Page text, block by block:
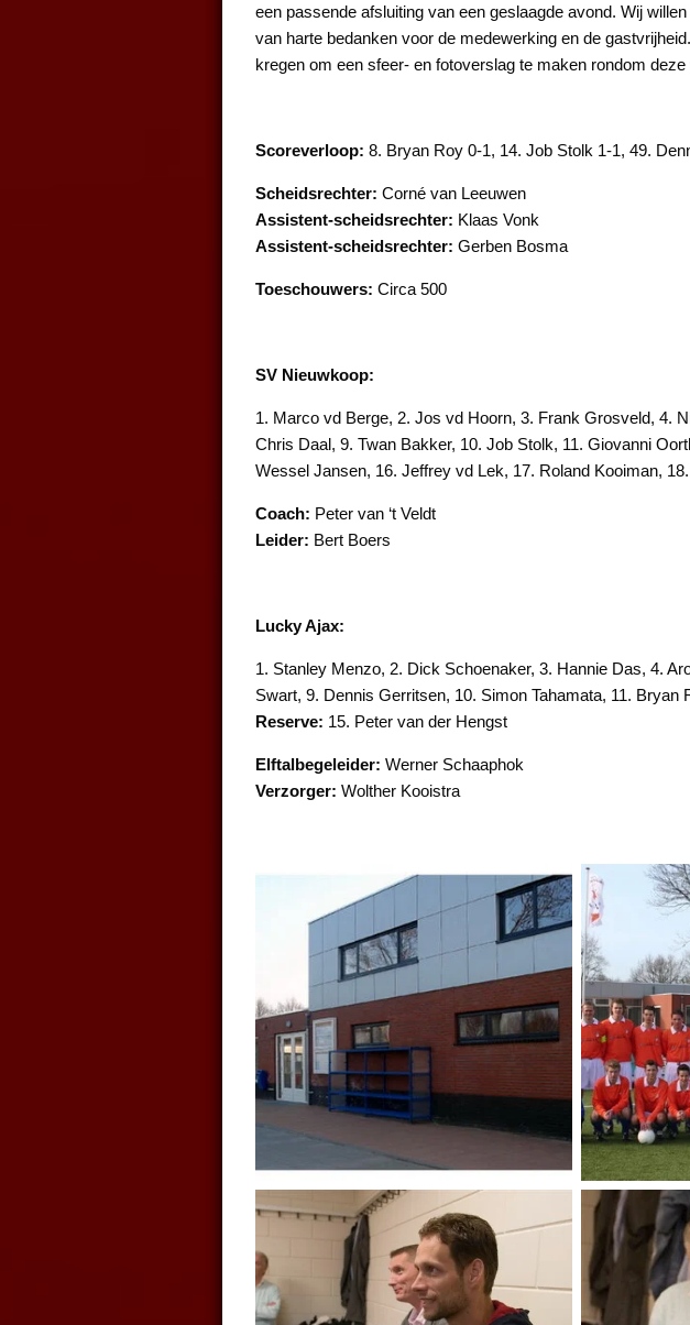
een passende afsluiting van een geslaagde avond. Wij
van harte bedanken voor de medewerking en de
kregen om een sfeer- en fotoverslag te maken rondom deze
Scoreverloop: 8. Bryan Roy 0-1, 14. Job Stolk 1-1, 49.
Scheidsrechter: Corné van Leeuwen
Assistent-scheidsrechter: Klaas Vonk
Assistent-scheidsrechter: Gerben Bosma
Toeschouwers: Circa 500
SV Nieuwkoop:
1. Marco vd Berge, 2. Jos vd Hoorn, 3. Frank Grosveld, 4.
Chris Daal, 9. Twan Bakker, 10. Job Stolk, 11. Giovanni
Wessel Jansen, 16. Jeffrey vd Lek, 17. Roland Kooiman,
Coach: Peter van ‘t Veldt
Leider: Bert Boers
Lucky Ajax:
1. Stanley Menzo, 2. Dick Schoenaker, 3. Hannie Das, 4.
Swart, 9. Dennis Gerritsen, 10. Simon Tahamata, 11. Bryan
Reserve: 15. Peter van der Hengst
Elftalbegeleider: Werner Schaaphok
Verzorger: Wolther Kooistra